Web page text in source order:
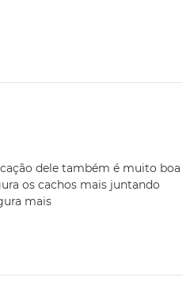
dele também é muito boa
os cachos mais juntando
mais